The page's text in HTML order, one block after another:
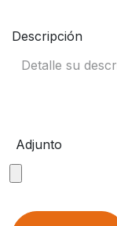
Descripción
Adjunto